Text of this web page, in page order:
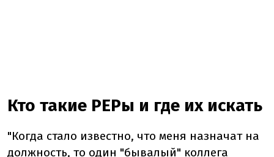
Кто такие PEPы и где их искать
"Когда стало известно, что меня назначат на
должность, то один "бывалый" коллега